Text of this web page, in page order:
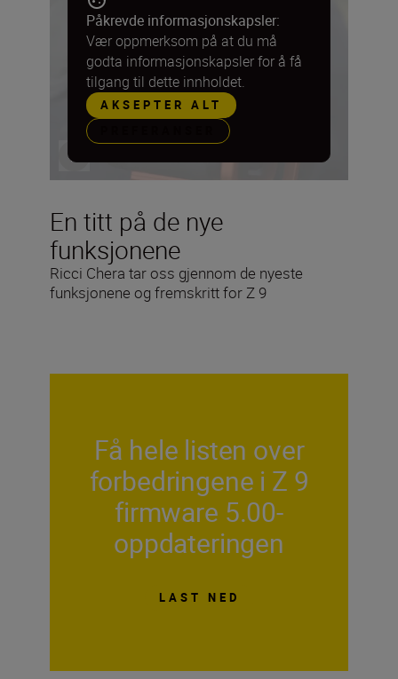
En titt på de nye
funksjonene
Ricci Chera tar oss gjennom de nyeste
funksjonene og fremskritt for Z 9
Påkrevde informasjonskapsler:
Vær oppmerksom på at du må
godta informasjonskapsler for å få
tilgang til dette innholdet.
AKSEPTER ALT
Få hele listen over
forbedringene i Z 9
firmware 5.00-
oppdateringen
LAST NED